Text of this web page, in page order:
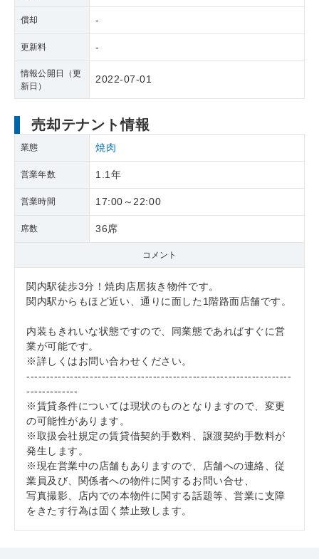
償却 -
更新料 -
情報公開日（更
新日）
2022-07-01
売却テナント情報
業態 焼肉
営業年数 1.1年
営業時間 17:00～22:00
席数 36席
コメント
関内駅徒歩3分！焼肉店居抜き物件です。
関内駅からもほど近い、通りに面した1階路面店舗です。
内装もきれいな状態ですので、同業態であればすぐに営
業が可能です。
※詳しくはお問い合わせください。
-------------------------------------------------------------------
-------------
※賃貸条件については現状のものとなりますので、変更
の可能性があります。
※取扱会社規定の賃貸借契約手数料、譲渡契約手数料が
発生します。
※現在営業中の店舗もありますので、店舗への連絡、従
業員及び、関係者への物件に関するお問い合せ、
写真撮影、店内での本物件に関する話題等、営業に支障
をきたす行為は固く禁止致します。